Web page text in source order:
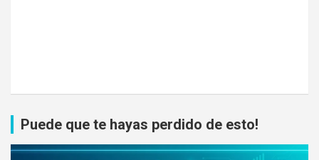
Puede que te hayas perdido de esto!